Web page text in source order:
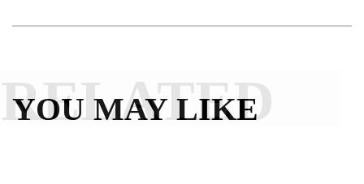
YOU MAY LIKE
RELATED